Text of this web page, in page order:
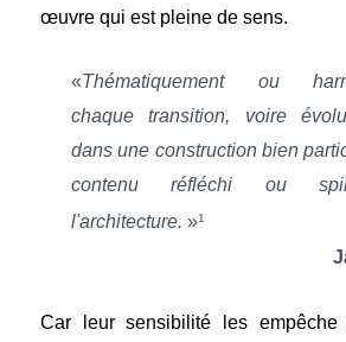
œuvre qui est pleine de sens.
«Thématiquement ou
chaque transition, voire
dans une construction bien
contenu réfléchi ou
l'architecture. »1
Car leur sensibilité les empêche